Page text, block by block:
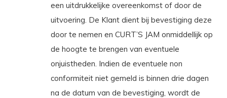
een uitdrukkelijke overeenkomst of door de
uitvoering. De Klant dient bij bevestiging deze
door te nemen en CURT’S JAM onmiddellijk op
de hoogte te brengen van eventuele
onjuistheden. Indien de eventuele non
conformiteit niet gemeld is binnen drie dagen
na de datum van de bevestiging, wordt de